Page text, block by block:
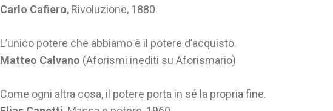
Carlo Cafiero, Rivoluzione, 1880
L’unico potere che abbiamo è il potere d’acquisto.
Matteo Calvano (Aforismi inediti su Aforismario)
Come ogni altra cosa, il potere porta in sé la propria fine.